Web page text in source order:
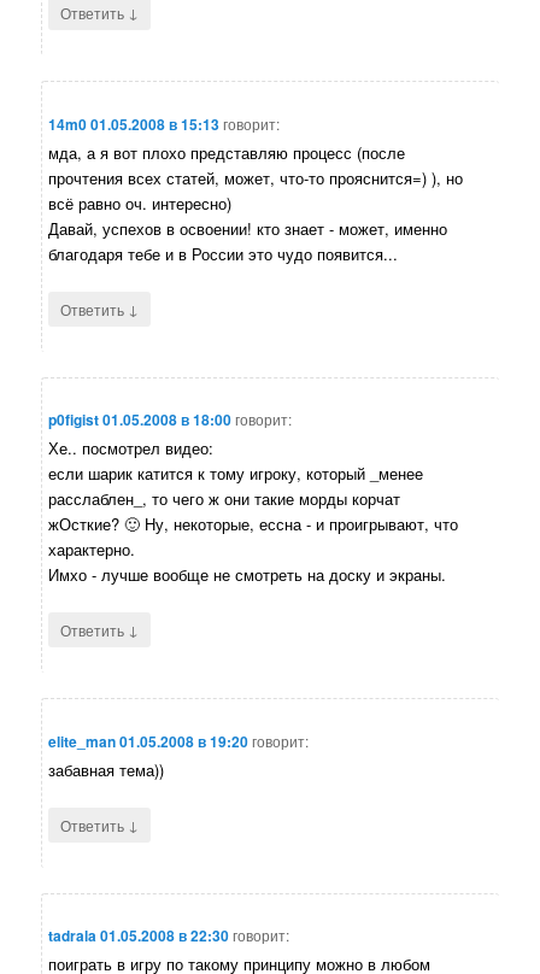
Ответить ↓
14m001.05.2008 в 15:13говорит:
мда, а я вот плохо представляю процесс (после
прочтения всех статей, может, что-то прояснится=) ), но
всё равно оч. интересно)
Давай, успехов в освоении! кто знает - может, именно
благодаря тебе и в России это чудо появится...
Ответить ↓
p0figist01.05.2008 в 18:00говорит:
Хе.. посмотрел видео:
если шарик катится к тому игроку, который _менее
расслаблен_, то чего ж они такие морды корчат
жОсткие? 🙂 Ну, некоторые, ессна - и проигрывают, что
характерно.
Имхо - лучше вообще не смотреть на доску и экраны.
Ответить ↓
elite_man01.05.2008 в 19:20говорит:
забавная тема))
Ответить ↓
tadrala01.05.2008 в 22:30говорит:
поиграть в игру по такому принципу можно в любом